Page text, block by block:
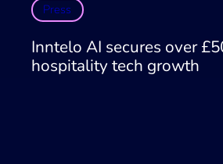
Press
Inntelo AI secures over
hospitality tech growth